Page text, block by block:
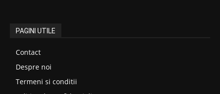
PAGINI UTILE
Contact
Despre noi
Termeni si conditii